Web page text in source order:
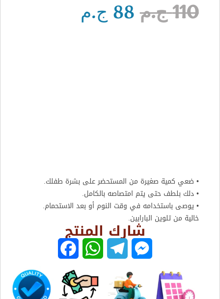
110 ج.م 88 ج.م
• ضعي كمية صغيرة من المستحضر على بشرة طفلك.
• دلك بلطف حتى يتم امتصاصه بالكامل.
• يوصى باستخدامه في وقت النوم أو بعد الاستحمام.
خالية من تلوين البارابين.شارك المنتج
e
s
W
a